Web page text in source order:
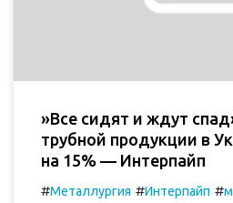
»Все сидят и ждут
трубной продукции в
на 15% — Интерпайп
#Металлургия #Интерпайп #